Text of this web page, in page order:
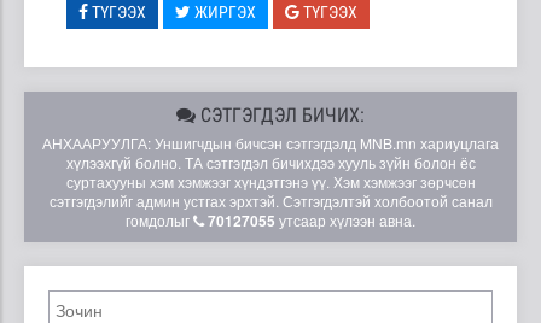
ТҮГЭЭХ ЖИРГЭХ ТҮГЭЭХ
СЭТГЭГДЭЛ БИЧИХ:
АНХААРУУЛГА: Уншигчдын бичсэн сэтгэгдэлд MNB.mn хариуцлага
хүлээхгүй болно. ТА сэтгэгдэл бичихдээ хууль зүйн болон ёс
суртахууны хэм хэмжээг хүндэтгэнэ үү. Хэм хэмжээг зөрчсөн
сэтгэгдэлийг админ устгах эрхтэй. Сэтгэгдэлтэй холбоотой санал
гомдолыг
70127055 утсаар хүлээн авна.